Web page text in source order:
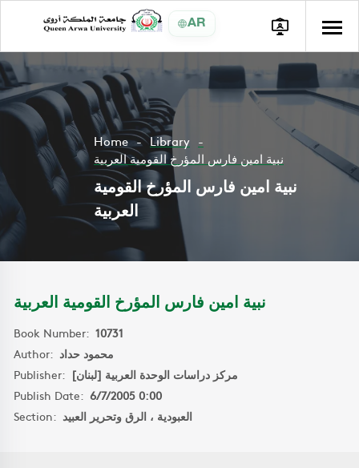
AR
Home
Library
نبية امين فارس المؤرخ القومية العربية
نبية امين فارس المؤرخ القومية
العربية
نبية امين فارس المؤرخ القومية العربية
Book Number: 10731
Author: محمود حداد
Publisher: مركز دراسات الوحدة العربية [لبنان]
Publish Date: 6/7/2005 0:00
Section: العبودية ، الرق وتحرير العبيد